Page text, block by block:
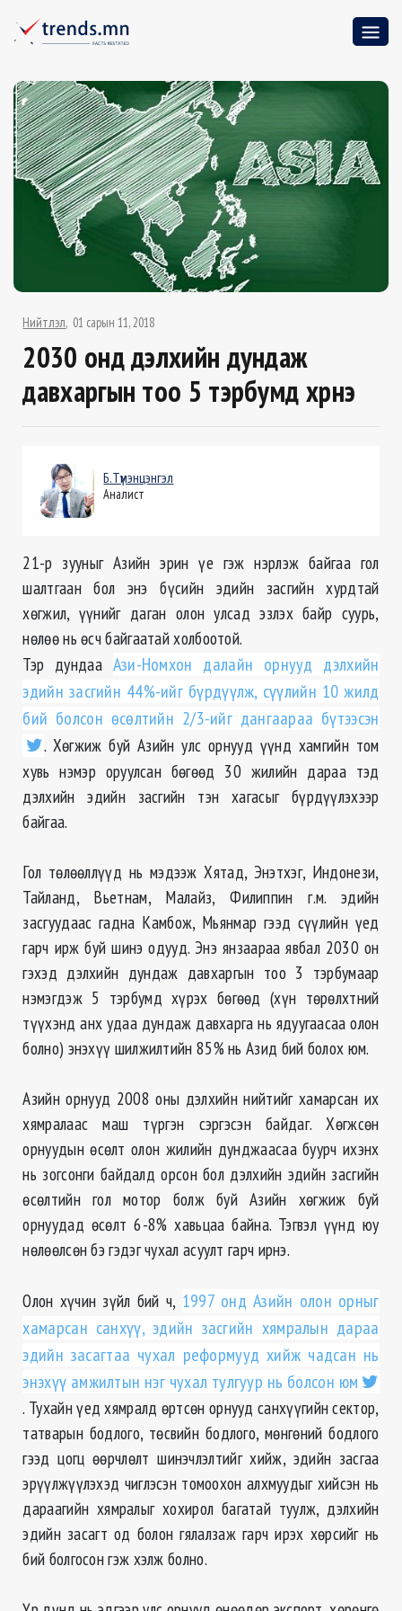
Нийтлэл 01 сарын 11, 2018
2030 онд дэлхийн дундаж
давхаргын тоо 5 тэрбумд хүрнэ
Б.Түмэнцэнгэл
Аналист
21-р зууныг Азийн эрин үе гэж нэрлэж байгаа гол
шалтгаан бол энэ бүсийн эдийн засгийн хурдтай
хөгжил, үүнийг даган олон улсад эзлэх байр суурь,
нѳлѳѳ нь өсч байгаатай холбоотой.
Тэр дундаа Ази-Номхон далайн орнууд дэлхийн
эдийн засгийн 44%-ийг бүрдүүлж, сүүлийн 10 жилд
бий болсон өсөлтийн 2/3-ийг дангаараа бүтээсэн
. Хѳгжиж буй Азийн улс орнууд үүнд хамгийн том
хувь нэмэр оруулсан бѳгѳѳд 30 жилийн дараа тэд
дэлхийн эдийн засгийн тэн хагасыг бүрдүүлэхээр
байгаа.
Гол төлөөллүүд нь мэдээж Хятад, Энэтхэг, Индонези,
Тайланд, Вьетнам, Малайз, Филиппин г.м. эдийн
засгуудаас гадна Камбож, Мьянмар гээд сүүлийн үед
гарч ирж буй шинэ одууд. Энэ янзаараа явбал 2030 он
гэхэд дэлхийн дундаж давхаргын тоо 3 тэрбумаар
нэмэгдэж 5 тэрбумд хүрэх бөгөөд (хүн төрөлхтний
түүхэнд анх удаа дундаж давхарга нь ядуугаасаа олон
болно) энэхүү шилжилтийн 85% нь Азид бий болох юм.
Азийн орнууд 2008 оны дэлхийн нийтийг хамарсан их
хямралаас маш түргэн сэргэсэн байдаг. Хѳгжсѳн
орнуудын ѳсѳлт олон жилийн дунджаасаа буурч ихэнх
нь зогсонги байдалд орсон бол дэлхийн эдийн засгийн
ѳсѳлтийн гол мотор болж буй Азийн хѳгжиж буй
орнуудад ѳсѳлт 6-8% хавьцаа байна. Тэгвэл үүнд юу
нѳлѳѳлсѳн бэ гэдэг чухал асуулт гарч ирнэ.
Олон хүчин зүйл бий ч, 1997 онд Азийн олон орныг
хамарсан санхүү, эдийн засгийн хямралын дараа
эдийн засагтаа чухал реформууд хийж чадсан нь
энэхүү амжилтын нэг чухал тулгуур нь болсон юм
. Тухайн үед хямралд ѳртсѳн орнууд санхүүгийн сектор,
татварын бодлого, тѳсвийн бодлого, мѳнгѳний бодлого
гээд цогц ѳѳрчлѳлт шинэчлэлтийг хийж, эдийн засгаа
эрүүлжүүлэхэд чиглэсэн томоохон алхмуудыг хийсэн нь
дараагийн хямралыг хохирол багатай туулж, дэлхийн
эдийн засагт од болон гялалзаж гарч ирэх хѳрсийг нь
бий болгосон гэж хэлж болно.